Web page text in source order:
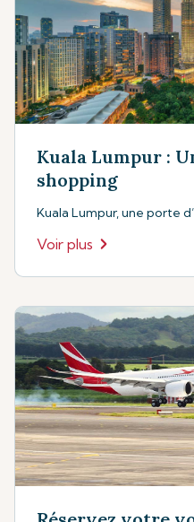
Kuala Lumpur :
shopping
Kuala Lumpur, une porte
Voir plus